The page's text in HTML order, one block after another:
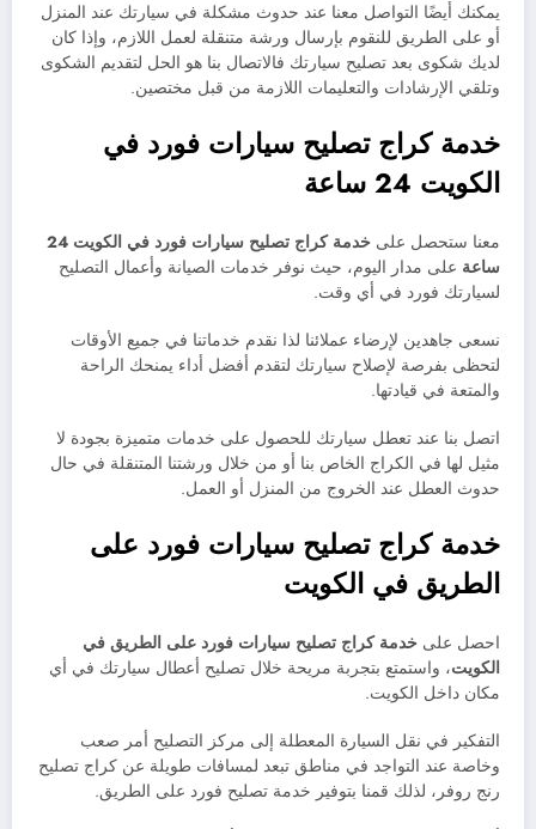
يمكنك أيضًا التواصل معنا عند حدوث مشكلة في سيارتك عند المنزل
أو على الطريق للنقوم بإرسال ورشة متنقلة لعمل اللازم، وإذا كان
لديك شكوى بعد تصليح سيارتك فالاتصال بنا هو الحل لتقديم الشكوى
وتلقي الإرشادات والتعليمات اللازمة من قبل مختصين.
خدمة كراج تصليح سيارات فورد في
الكويت 24 ساعة
معنا ستحصل على خدمةكراج تصليح سيارات
فورد في الكويت 24
ساعة على مدار اليوم، حيث نوفر خدمات الصيانة وأعمال التصليح
لسيارتك فورد في أي وقت.
نسعى جاهدين لإرضاء عملائنا لذا نقدم خدماتنا في جميع الأوقات
لتحظى بفرصة لإصلاح سيارتك لتقدم أفضل أداء يمنحك الراحة
والمتعة في قيادتها.
اتصل بنا عند تعطل سيارتك للحصول على خدمات متميزة بجودة لا
مثيل لها في الكراج الخاص بنا أو من خلال ورشتنا المتنقلة في حال
حدوث العطل عند الخروج من المنزل أو العمل.
خدمة كراج تصليح سيارات فورد على
الطريق في الكويت
احصل على خدمة كراج تصليح سيارات فورد على الطريق في
الكويت، واستمتع بتجربة مريحة خلال تصليح أعطال سيارتك في أي
مكان داخل الكويت.
التفكير في نقل السيارة المعطلة إلى مركز التصليح أمر صعب
وخاصة عند التواجد في مناطق تبعد لمسافات طويلة عن كراج تصليح
رنج روفر، لذلك قمنا بتوفير خدمة تصليح فورد على الطريق.